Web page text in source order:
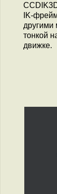
IK-
другими
тонкой
движке.